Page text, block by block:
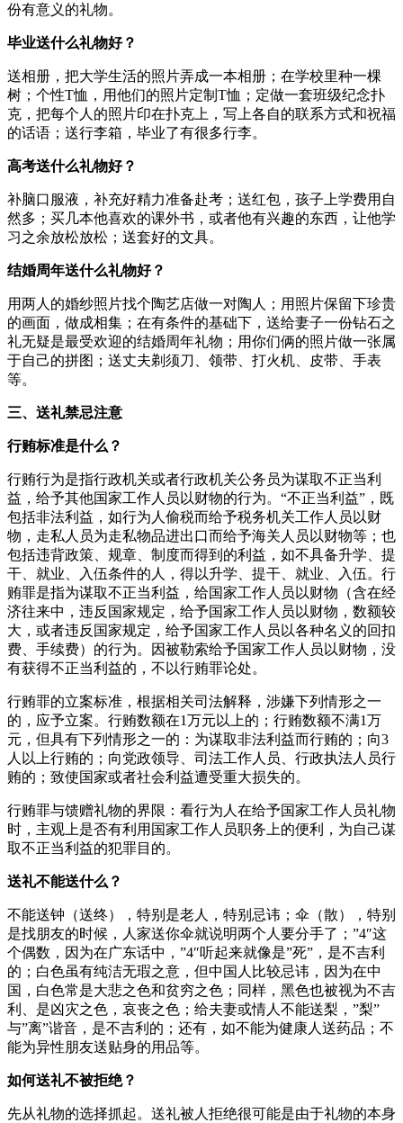
份有意义的礼物。
毕业送什么礼物好？
送相册，把大学生活的照片弄成一本相册；在学校里种一棵
树；个性T恤，用他们的照片定制T恤；定做一套班级纪念扑
克，把每个人的照片印在扑克上，写上各自的联系方式和祝福
的话语；送行李箱，毕业了有很多行李。
高考送什么礼物好？
补脑口服液，补充好精力准备赴考；送红包，孩子上学费用自
然多；买几本他喜欢的课外书，或者他有兴趣的东西，让他学
习之余放松放松；送套好的文具。
结婚周年送什么礼物好？
用两人的婚纱照片找个陶艺店做一对陶人；用照片保留下珍贵
的画面，做成相集；在有条件的基础下，送给妻子一份钻石之
礼无疑是最受欢迎的结婚周年礼物；用你们俩的照片做一张属
于自己的拼图；送丈夫剃须刀、领带、打火机、皮带、手表
等。
三、送礼禁忌注意
行贿标准是什么？
行贿行为是指行政机关或者行政机关公务员为谋取不正当利
益，给予其他国家工作人员以财物的行为。“不正当利益”，既
包括非法利益，如行为人偷税而给予税务机关工作人员以财
物，走私人员为走私物品进出口而给予海关人员以财物等；也
包括违背政策、规章、制度而得到的利益，如不具备升学、提
干、就业、入伍条件的人，得以升学、提干、就业、入伍。行
贿罪是指为谋取不正当利益，给国家工作人员以财物（含在经
济往来中，违反国家规定，给予国家工作人员以财物，数额较
大，或者违反国家规定，给予国家工作人员以各种名义的回扣
费、手续费）的行为。因被勒索给予国家工作人员以财物，没
有获得不正当利益的，不以行贿罪论处。
行贿罪的立案标准，根据相关司法解释，涉嫌下列情形之一
的，应予立案。行贿数额在1万元以上的；行贿数额不满1万
元，但具有下列情形之一的：为谋取非法利益而行贿的；向3
人以上行贿的；向党政领导、司法工作人员、行政执法人员行
贿的；致使国家或者社会利益遭受重大损失的。
行贿罪与馈赠礼物的界限：看行为人在给予国家工作人员礼物
时，主观上是否有利用国家工作人员职务上的便利，为自己谋
取不正当利益的犯罪目的。
送礼不能送什么？
不能送钟（送终），特别是老人，特别忌讳；伞（散），特别
是找朋友的时候，人家送你伞就说明两个人要分手了；”4″这
个偶数，因为在广东话中，”4″听起来就像是”死”，是不吉利
的；白色虽有纯洁无瑕之意，但中国人比较忌讳，因为在中
国，白色常是大悲之色和贫穷之色；同样，黑色也被视为不吉
利、是凶灾之色，哀丧之色；给夫妻或情人不能送梨，”梨”
与”离”谐音，是不吉利的；还有，如不能为健康人送药品；不
能为异性朋友送贴身的用品等。
如何送礼不被拒绝？
先从礼物的选择抓起。送礼被人拒绝很可能是由于礼物的本身